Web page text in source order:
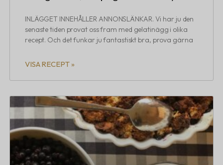
INLÄGGET INNEHÅLLER ANNONSLÄNKAR. Vi har ju den
senaste tiden provat oss fram med gelatinägg i olika
recept. Och det funkar ju fantastiskt bra, prova gärna
VISA RECEPT »